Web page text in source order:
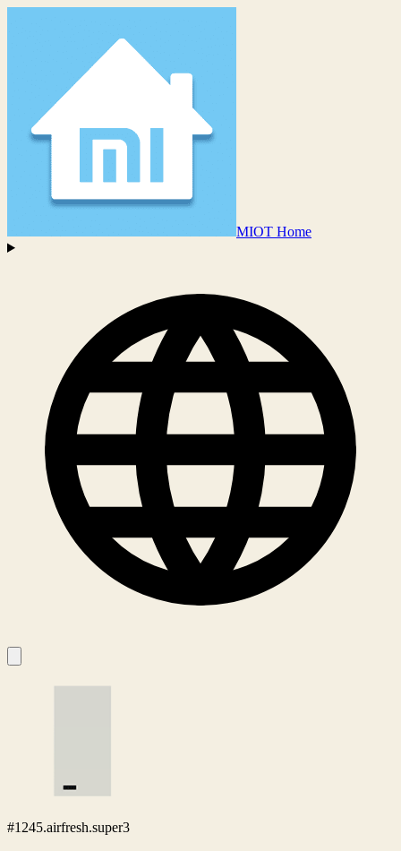
MIOT Home
#1245.airfresh.super3